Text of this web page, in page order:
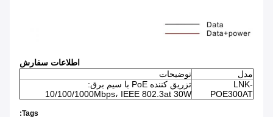
اطلاعات سفارش
مدل
توضیحات
LNK-
POE300AT
تزریق کننده PoE با سیم برق:
10/100/1000Mbps، IEEE 802.3at 30W
Tags: